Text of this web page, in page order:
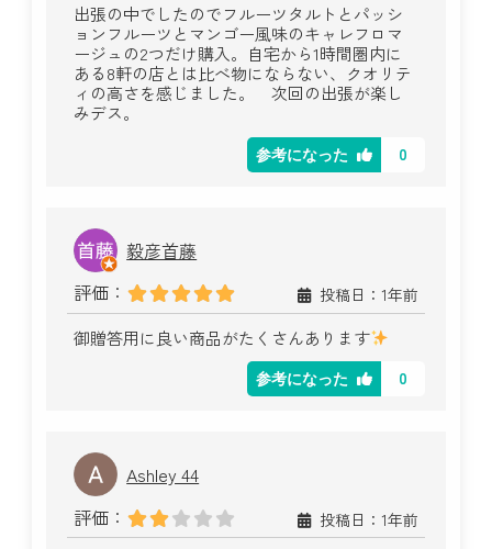
出張の中でしたのでフルーツタルトとパッシ
ョンフルーツとマンゴー風味のキャレフロマ
ージュの2つだけ購入。自宅から1時間圏内に
ある8軒の店とは比べ物にならない、クオリテ
ィの高さを感じました。 次回の出張が楽し
みデス。
参考になった 0
毅彦首藤
評価：
投稿日：1年前
御贈答用に良い商品がたくさんあります
参考になった 0
Ashley 44
評価：
投稿日：1年前